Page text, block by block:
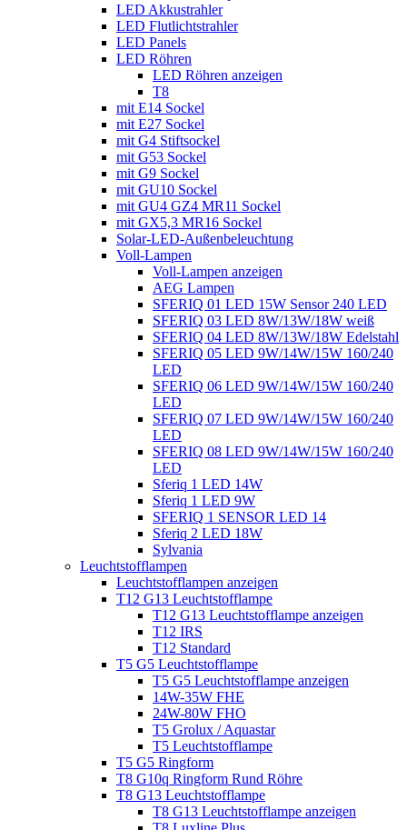
LED Akkustrahler
LED Flutlichtstrahler
LED Panels
LED Röhren
LED Röhren anzeigen
T8
mit E14 Sockel
mit E27 Sockel
mit G4 Stiftsockel
mit G53 Sockel
mit G9 Sockel
mit GU10 Sockel
mit GU4 GZ4 MR11 Sockel
mit GX5,3 MR16 Sockel
Solar-LED-Außenbeleuchtung
Voll-Lampen
Voll-Lampen anzeigen
AEG Lampen
SFERIQ 01 LED 15W Sensor 240 LED
SFERIQ 03 LED 8W/13W/18W weiß
SFERIQ 04 LED 8W/13W/18W Edelstahl
SFERIQ 05 LED 9W/14W/15W 160/240
LED
SFERIQ 06 LED 9W/14W/15W 160/240
LED
SFERIQ 07 LED 9W/14W/15W 160/240
LED
SFERIQ 08 LED 9W/14W/15W 160/240
LED
Sferiq 1 LED 14W
Sferiq 1 LED 9W
SFERIQ 1 SENSOR LED 14
Sferiq 2 LED 18W
Sylvania
Leuchtstofflampen
Leuchtstofflampen anzeigen
T12 G13 Leuchtstofflampe
T12 G13 Leuchtstofflampe anzeigen
T12 IRS
T12 Standard
T5 G5 Leuchtstofflampe
T5 G5 Leuchtstofflampe anzeigen
14W-35W FHE
24W-80W FHO
T5 Grolux / Aquastar
T5 Leuchtstofflampe
T5 G5 Ringform
T8 G10q Ringform Rund Röhre
T8 G13 Leuchtstofflampe
T8 G13 Leuchtstofflampe anzeigen